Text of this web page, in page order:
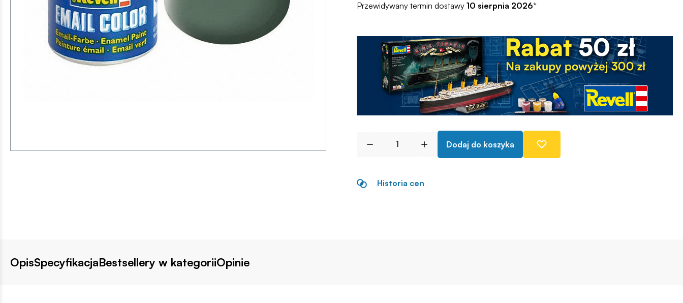
Przewidywany termin dostawy 10 sierpnia 2026*
Dodaj do koszyka
Historia cen
OpisSpecyfikacjaBestsellery w kategoriiOpinie